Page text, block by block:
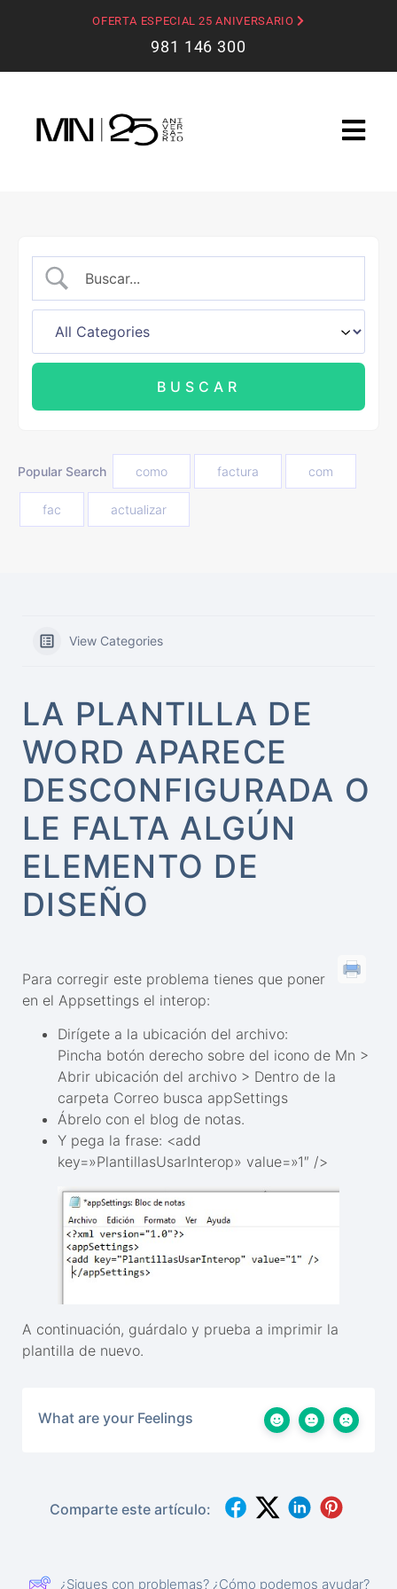
OFERTA ESPECIAL 25 ANIVERSARIO
981 146 300
Popular Search como factura com
fac actualizar
View Categories
LA PLANTILLA DE
WORD APARECE
DESCONFIGURADA O
LE FALTA ALGÚN
ELEMENTO DE
DISEÑO
Para corregir este problema tienes que poner
en el Appsettings el interop:
Dirígete a la ubicación del archivo:
Pincha botón derecho sobre del icono de Mn >
Abrir ubicación del archivo > Dentro de la
carpeta Correo busca appSettings
Ábrelo con el blog de notas.
Y pega la frase: <add
key=»PlantillasUsarInterop» value=»1″ />
A continuación, guárdalo y prueba a imprimir la
plantilla de nuevo.
What are your Feelings
Comparte este artículo:
¿Sigues con problemas? ¿Cómo podemos ayudar?